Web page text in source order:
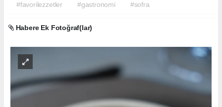
#favorilezzetler
#gastronomi #sofra
Habere Ek Fotoğraf(lar)